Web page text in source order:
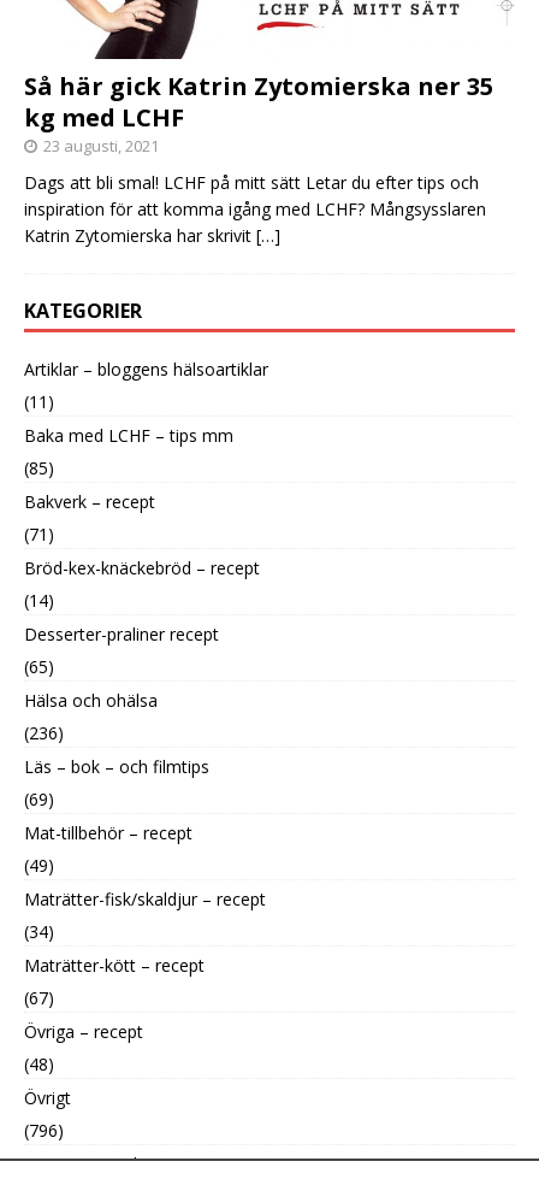
Så här gick Katrin Zytomierska ner 35
kg med LCHF
23 augusti, 2021
Dags att bli smal! LCHF på mitt sätt Letar du efter tips och
inspiration för att komma igång med LCHF? Mångsysslaren
Katrin Zytomierska har skrivit […]
KATEGORIER
Artiklar – bloggens hälsoartiklar
(11)
Baka med LCHF – tips mm
(85)
Bakverk – recept
(71)
Bröd-kex-knäckebröd – recept
(14)
Desserter-praliner recept
(65)
Hälsa och ohälsa
(236)
Läs – bok – och filmtips
(69)
Mat-tillbehör – recept
(49)
Maträtter-fisk/skaldjur – recept
(34)
Maträtter-kött – recept
(67)
Övriga – recept
(48)
Övrigt
(796)
Uncategorized